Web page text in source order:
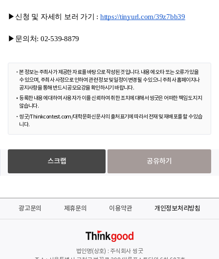
▶신청 및 자세히 보러 가기 : https://tinyurl.com/39z7bb39
▶문의처: 02-539-8879
본 정보는 주최사가 제공한 자료를 바탕으로 작성된 것입니다. 내용에 오타 또는 오류가 있을
수 있으며, 주최사 사정으로 인하여 관련 정보 및 일정이 변경될 수 있으니 주최사 홈페이지나
공지사항을 통해 반드시 공모요강을 확인하시기 바랍니다.
등록한 내용에 대하여 사용자가 이를 신뢰하여 취한 조치에 대해서 씽굿은 어떠한 책임도 지지
않습니다.
씽굿/Thinkcontest.com/대학문화신문사의 출처표기에 따라서 전재 및 재배포를 할 수 있습
니다.
스크랩 공유하기
광고문의 제휴문의 이용약관 개인정보처리방침
법인명(상호) : 주식회사 씽굿